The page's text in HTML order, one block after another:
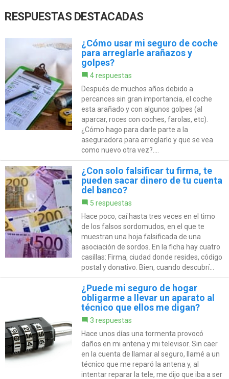
RESPUESTAS DESTACADAS
¿Cómo usar mi seguro de coche
para arreglarle arañazos y
golpes?
4 respuestas
Después de muchos años debido a
percances sin gran importancia, el coche
esta arañado y con algunos golpes (al
aparcar, roces con coches, farolas, etc).
¿Cómo hago para darle parte a la
aseguradora para arreglarlo y que se vea
como nuevo otra vez?....
¿Con solo falsificar tu firma, te
pueden sacar dinero de tu cuenta
del banco?
5 respuestas
Hace poco, caí hasta tres veces en el timo
de los falsos sordomudos, en el que te
muestran una hoja falsificada de una
asociación de sordos. En la ficha hay cuatro
casillas: Firma, ciudad donde resides, código
postal y donativo. Bien, cuando descubrí...
¿Puede mi seguro de hogar
obligarme a llevar un aparato al
técnico que ellos me digan?
3 respuestas
Hace unos días una tormenta provocó
daños en mi antena y mi televisor. Sin caer
en la cuenta de llamar al seguro, llamé a un
técnico que me reparó la antena y, al
intentar reparar la tele, me dijo que iba a ser